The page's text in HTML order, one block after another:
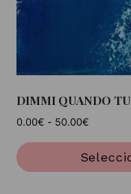
página
de
producto
DIMMI QUANDO
0.00€ - 50.00€
precios:
desde